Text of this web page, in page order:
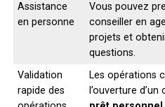
Assistance
en personne
Vous pouvez
conseiller en
projets et
questions.
Validation
rapide des
Les opérations
l’ouverture